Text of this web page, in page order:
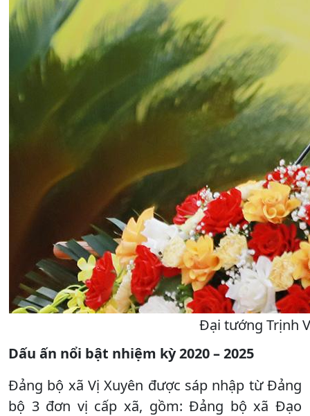
Đại tướng Trịnh
Dấu ấn nổi bật nhiệm kỳ 2020 – 2025
Đảng bộ xã Vị Xuyên được sáp nhập từ Đảng
bộ 3 đơn vị cấp xã, gồm: Đảng bộ xã Đạo